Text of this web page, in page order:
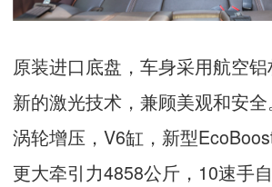
原装进口底盘，车身采用航空
新的激光技术，兼顾美观和安
涡轮增压， V6缸，新型
更大牵引力4858公斤， 10速手